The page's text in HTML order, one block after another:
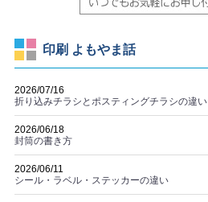
印刷 よもやま話
2026/07/16
折り込みチラシとポスティングチラシの違い
2026/06/18
封筒の書き方
2026/06/11
シール・ラベル・ステッカーの違い